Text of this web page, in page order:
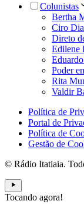
Colunistas
Bertha
Ciro
Direto
Edilene
Poder
Rita
Valdir
Política de
Portal de
Política de
Gestão de
© Rádio Itatiaia.
Tocando agora!